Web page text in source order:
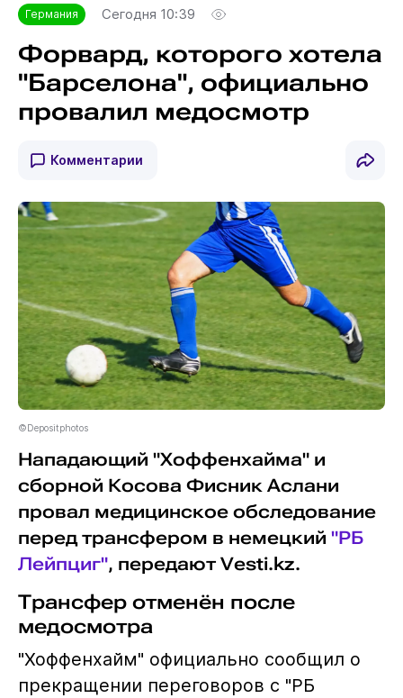
Германия Сегодня 10:39
Форвард, которого хотела
"Барселона", официально
провалил медосмотр
Комментарии
©Depositphotos
Нападающий "Хоффенхайма" и
сборной Косова Фисник Аслани
провал медицинское обследование
перед трансфером в немецкий "РБ
Лейпциг", передают Vesti.kz.
Трансфер отменён после
медосмотра
"Хоффенхайм" официально сообщил о
прекращении переговоров с "РБ